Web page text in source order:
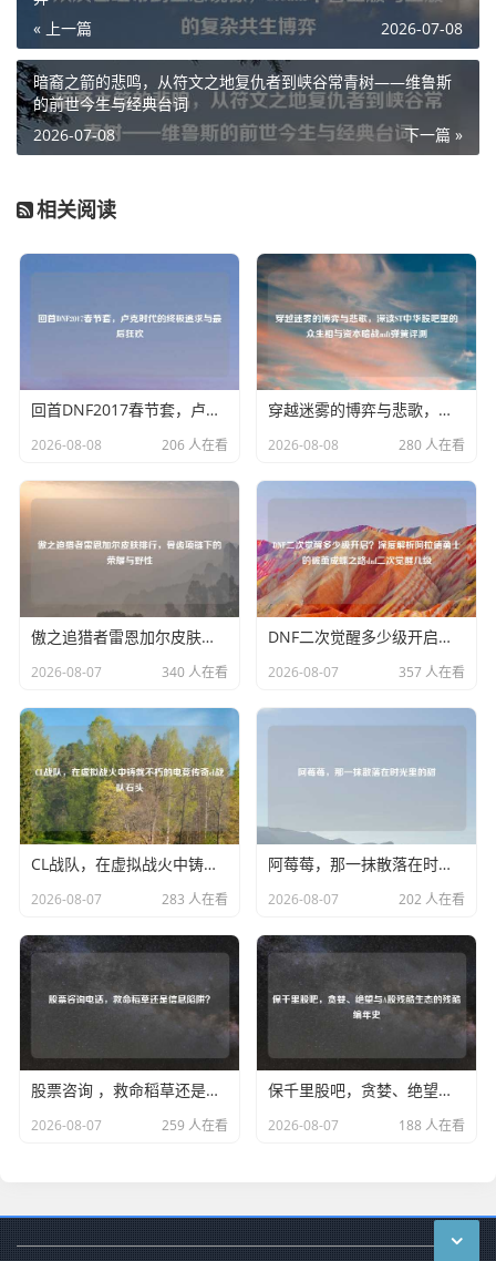
« 上一篇
2026-07-08
暗裔之箭的悲鸣，从符文之地复仇者到峡谷常青树——维鲁斯
的前世今生与经典台词
下一篇 »
2026-07-08
相关阅读
回首DNF2017春节套，卢克时代的终极追求与最后狂欢
2026-08-08 206 人在看
穿越迷雾的博弈与悲歌，深读ST中华股吧里的众生相与资本暗战mft弹簧评测
2026-08-08 280 人在看
傲之追猎者雷恩加尔皮肤排行，骨齿项链下的荣耀与野性
2026-08-07 340 人在看
DNF二次觉醒多少级开启？深度解析阿拉德勇士的破茧成蝶之路dnf二次觉醒几级
2026-08-07 357 人在看
CL战队，在虚拟战火中铸就不朽的电竞传奇cl战队石头
2026-08-07 283 人在看
阿莓莓，那一抹散落在时光里的甜
2026-08-07 202 人在看
股票咨询 ，救命稻草还是信息陷阱？
2026-08-07 259 人在看
保千里股吧，贪婪、绝望与A股残酷生态的残酷编年史
2026-08-07 188 人在看